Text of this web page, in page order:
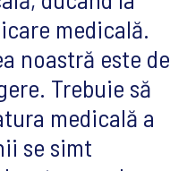
medicală.
noastră este de
Trebuie să
medicală a
se simt